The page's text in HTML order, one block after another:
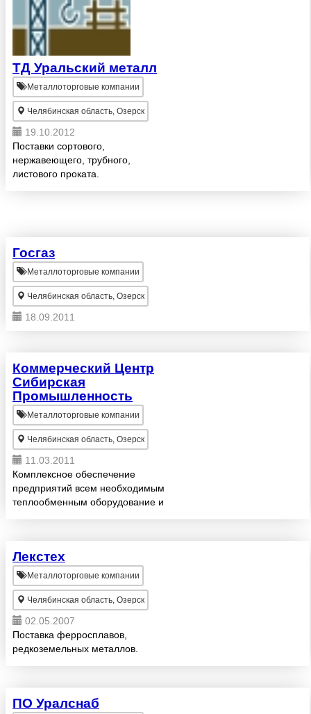
ТД Уральский металл
Металлоторговые компании
Челябинская область, Озерск
19.10.2012
Поставки сортового,
нержавеющего, трубного,
листового проката.
Госгаз
Металлоторговые компании
Челябинская область, Озерск
18.09.2011
Коммерческий Центр
Сибирская
Промышленность
Металлоторговые компании
Челябинская область, Озерск
11.03.2011
Комплексное обеспечение
предприятий всем необходимым
теплообменным оборудование и
поставки теплообменного,
емкостного оборудования,
стандартного по...
Лекстех
Металлоторговые компании
Челябинская область, Озерск
02.05.2007
Поставка ферросплавов,
редкоземельных металлов.
ПО Уралснаб